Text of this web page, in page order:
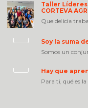
Taller Líderes
CORTEVA
Que delicia
Soy la suma
Somos un
Hay que
Para ti, qué es